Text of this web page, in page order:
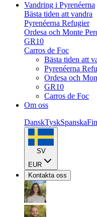
Vandring i Pyrenéerna
Bästa tiden att vandra
Pyrenéerna Refugier
Ordesa och Monte
GR10
Carros de Foc
Bästa tiden att
Pyrenéerna
Ordesa och
GR10
Carros de Foc
Om oss
DanskTyskSpanska
SV
EUR
Kontakta oss